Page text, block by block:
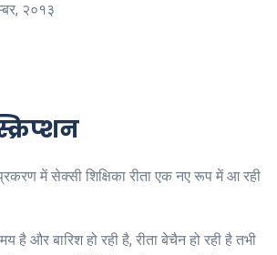
२०१३
में सेक्सी शिक्षिका रीता एक नए रूप में आ रही
है और बारिश हो रही है, रीता बेचैन हो रही है तभी